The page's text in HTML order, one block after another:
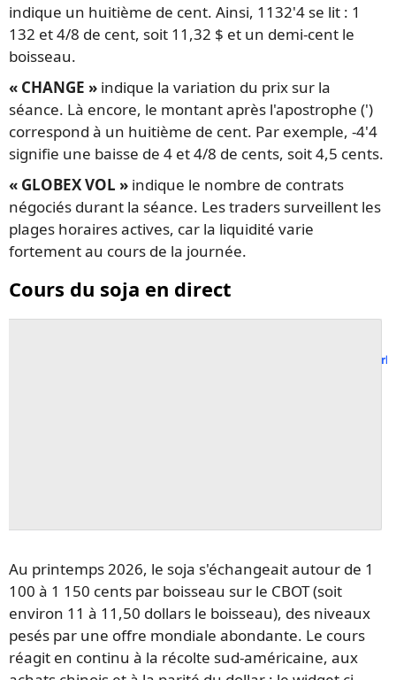
indique un huitième de cent. Ainsi, 1132'4 se lit : 1
132 et 4/8 de cent, soit 11,32 $ et un demi-cent le
boisseau.
« CHANGE » indique la variation du prix sur la
séance. Là encore, le montant après l'apostrophe (')
correspond à un huitième de cent. Par exemple, -4'4
signifie une baisse de 4 et 4/8 de cents, soit 4,5 cents.
« GLOBEX VOL » indique le nombre de contrats
négociés durant la séance. Les traders surveillent les
plages horaires actives, car la liquidité varie
fortement au cours de la journée.
Cours du soja en direct
Track all
Au printemps 2026, le soja s'échangeait autour de 1
100 à 1 150 cents par boisseau sur le CBOT (soit
environ 11 à 11,50 dollars le boisseau), des niveaux
pesés par une offre mondiale abondante. Le cours
réagit en continu à la récolte sud-américaine, aux